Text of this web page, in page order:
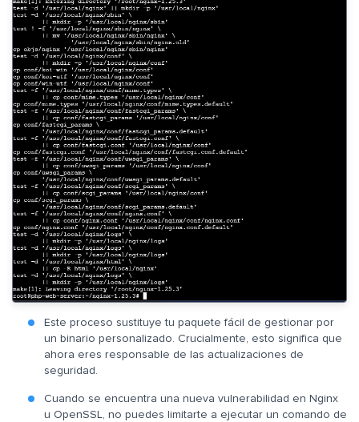
Este proceso sustituye tu paquete fácil de gestionar por
un binario personalizado. Crucialmente, esto significa que
ahora eres responsable de las actualizaciones de
seguridad.
Cuando se encuentra una nueva vulnerabilidad en Nginx
u OpenSSL, no puedes limitarte a ejecutar un comando de